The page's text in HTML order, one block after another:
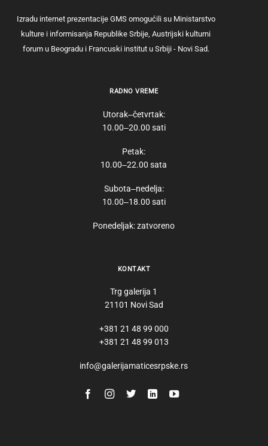
Izradu internet prezentacije GMS omogućili su Ministarstvo
kulture i informisanja Republike Srbije, Austrijski kulturni
forum u Beogradu i Francuski institut u Srbiji - Novi Sad.
RADNO VREME
Utorak‒četvrtak:
10.00‒20.00 sati
Petak:
10.00‒22.00 sata
Subota‒nedelja:
10.00‒18.00 sati
Ponedeljak: zatvoreno
KONTAKT
Trg galerija 1
21101 Novi Sad
+381 21 48 99 000
+381 21 48 99 013
info@galerijamaticesrpske.rs